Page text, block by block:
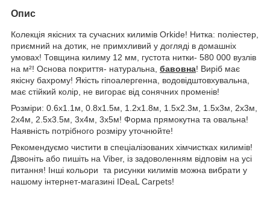
Опис
Колекція якісних та сучасних килимів Orkide! Нитка: поліестер,
приємний на дотик, не примхливий у догляді в домашніх
умовах! Товщина килиму 12 мм, густота нитки- 580 000 вузлів
на м²! Основа покриття- натуральна, бавовна! Виріб має
якісну бахрому! Якість гіпоалергенна, водовідштовхувальна,
має стійкий колір, не вигорає від сонячних променів!
Розміри: 0.6х1.1м, 0.8х1.5м, 1.2х1.8м, 1.5х2.3м, 1.5х3м, 2х3м,
2х4м, 2.5х3.5м, 3х4м, 3х5м! Форма прямокутна та овальна!
Наявність потрібного розміру уточнюйте!
Рекомендуємо чистити в спеціалізованих хімчистках килимів!
Дзвоніть або пишіть на Viber, із задоволенням відповім на усі
питання! Інші кольори та рисунки килимів можна вибрати у
нашому інтернет-магазині IDeaL Carpets!